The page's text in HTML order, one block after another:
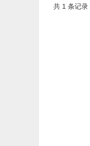
共 1 条记